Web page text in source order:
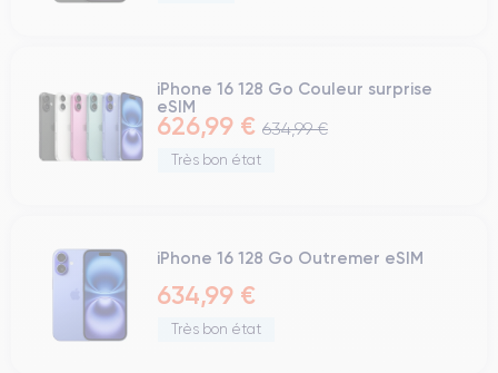
iPhone 16 128 Go Couleur surprise
eSIM
626,99 € 634,99 €
Très bon état
iPhone 16 128 Go Outremer eSIM
634,99 €
Très bon état